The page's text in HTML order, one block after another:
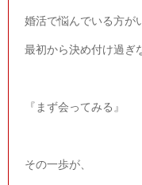
婚活で悩んでいる方が
最初から決め付け過ぎ
『まず会ってみる』
その一歩が、